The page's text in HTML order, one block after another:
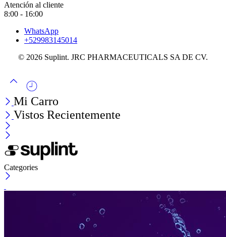
Atención al cliente
8:00 - 16:00
WhatsApp
+529983145014
© 2026 Suplint. JRC PHARMACEUTICALS SA DE CV.
Mi Carro
Vistos Recientemente
Categories